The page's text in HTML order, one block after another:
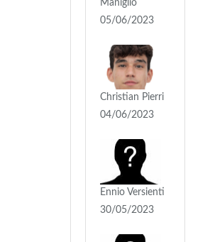
Maniglio
05/06/2023
Christian Pierri
04/06/2023
Ennio Versienti
30/05/2023